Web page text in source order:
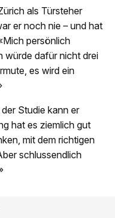
als Türsteher
er noch nie – und hat
persönlich
würde dafür nicht drei
es wird ein
Studie kann er
hat es ziemlich gut
mit dem richtigen
schlussendlich